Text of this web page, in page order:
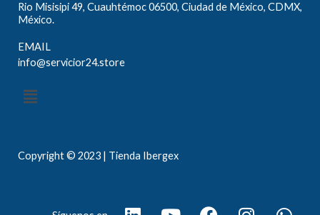
Rio Misisipi 49, Cuauhtémoc 06500, Ciudad de México, CDMX,
México.
EMAIL
info@servicior24.store
Menú
Copyright © 2023 | Tienda Ibergex
L
Y
F
I
W